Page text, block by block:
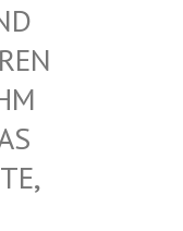
D
K
I
I
U